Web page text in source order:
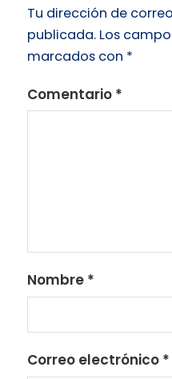
Tu dirección de
publicada. Los
marcados con *
Comentario *
Nombre *
Correo electrónico *